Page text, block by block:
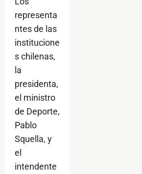
representa
ntes de las
institucione
s chilenas,
la
presidenta,
el ministro
de Deporte,
Pablo
Squella, y
el
intendente